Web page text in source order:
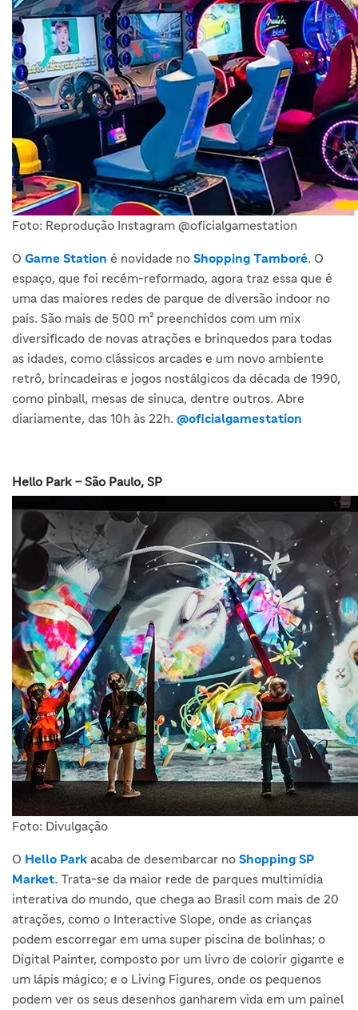
Foto: Reprodução Instagram @oficialgamestation
O Game Station é novidade no Shopping Tamboré. O
espaço, que foi recém-reformado, agora traz essa que é
uma das maiores redes de parque de diversão indoor no
país. São mais de 500 m² preenchidos com um mix
diversificado de novas atrações e brinquedos para todas
as idades, como clássicos arcades e um novo ambiente
retrô, brincadeiras e jogos nostálgicos da década de 1990,
como pinball, mesas de sinuca, dentre outros. Abre
diariamente, das 10h às 22h. @oficialgamestation
Hello Park – São Paulo, SP
Foto: Divulgação
O Hello Park acaba de desembarcar no Shopping SP
Market. Trata-se da maior rede de parques multimídia
interativa do mundo, que chega ao Brasil com mais de 20
atrações, como o Interactive Slope, onde as crianças
podem escorregar em uma super piscina de bolinhas; o
Digital Painter, composto por um livro de colorir gigante e
um lápis mágico; e o Living Figures, onde os pequenos
podem ver os seus desenhos ganharem vida em um painel